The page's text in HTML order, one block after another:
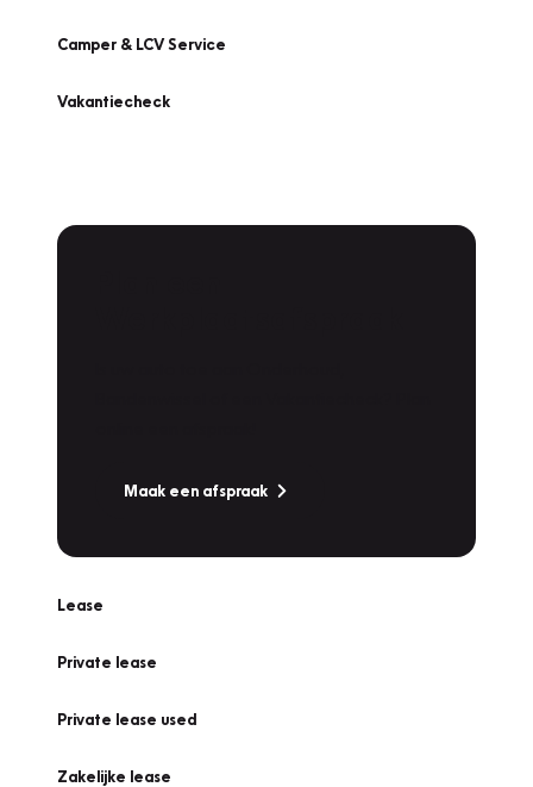
Camper & LCV Service
Vakantiecheck
Maak een afspraak
Lease
Private lease
Private lease used
Zakelijke lease